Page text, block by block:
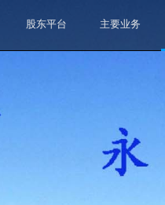
股东平台 主要业务